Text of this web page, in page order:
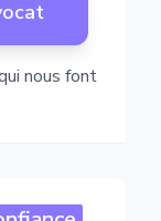
nous font